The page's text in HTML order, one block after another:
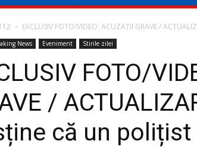
EXCLUSIV FOTO/VIDEO: ACUZAȚII GRAVE /
News Eveniment Stirile zilei
FOTO/
/
că un